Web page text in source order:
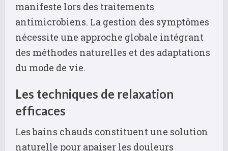
manifeste lors des traitements
antimicrobiens. La gestion des symptômes
nécessite une approche globale intégrant
des méthodes naturelles et des adaptations
du mode de vie.
Les techniques de relaxation
efficaces
Les bains chauds constituent une solution
naturelle pour apaiser les douleurs